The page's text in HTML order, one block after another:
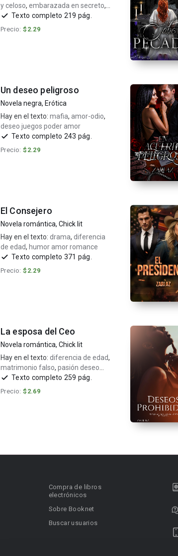
y celoso, embarazada en secreto,
enemiestolovers
Texto completo 219 pág.
Precio:$2.29
Un deseo peligroso
Novela negra, Erótica
Hay en el texto: mafia, amor-odio,
deseo juegos poder amor
Texto completo 243 pág.
Precio:$2.29
El Consejero
Novela romántica, Chick lit
Hay en el texto: drama, diferencia
de edad, humor amor romance
Texto completo 371 pág.
Precio:$2.29
La esposa del Ceo
Novela romántica, Chick lit
Hay en el texto: diferencia de edad,
matrimonio falso, pasión deseo
perdición
Texto completo 259 pág.
Precio:$2.69
Compra de libros
electrónicos
Sobre Booknet
Buscar usuarios